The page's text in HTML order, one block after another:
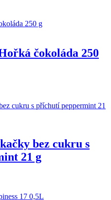
čokoláda 250
bez cukru s
21 g